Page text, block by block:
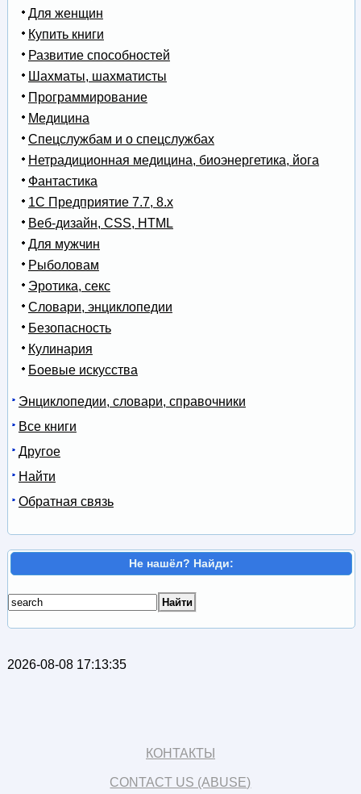
Для женщин
Купить книги
Развитие способностей
Шахматы, шахматисты
Программирование
Медицина
Спецслужбам и о спецслужбах
Нетрадиционная медицина, биоэнергетика, йога
Фантастика
1С Предприятие 7.7, 8.x
Веб-дизайн, CSS, HTML
Для мужчин
Рыболовам
Эротика, секс
Словари, энциклопедии
Безопасность
Кулинария
Боевые искусства
Энциклопедии, словари, справочники
Все книги
Другое
Найти
Обратная связь
Не нашёл? Найди:
2026-08-08 17:13:35
КОНТАКТЫ
CONTACT US (ABUSE)